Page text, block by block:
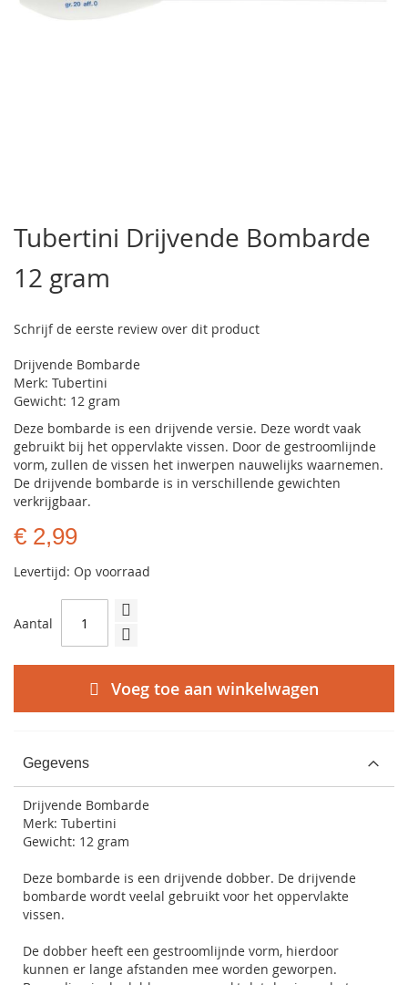
het
begin
van
de
gallerij
Tubertini Drijvende Bombarde
12 gram
Schrijf de eerste review over dit product
Drijvende Bombarde
Merk: Tubertini
Gewicht: 12 gram
Deze bombarde is een drijvende versie. Deze wordt vaak
gebruikt bij het oppervlakte vissen. Door de gestroomlijnde
vorm, zullen de vissen het inwerpen nauwelijks waarnemen.
De drijvende bombarde is in verschillende gewichten
verkrijgbaar.
€ 2,99
Levertijd: Op voorraad
Aantal
Voeg toe aan winkelwagen
Gegevens
Drijvende Bombarde
Merk: Tubertini
Gewicht: 12 gram
Deze bombarde is een drijvende dobber. De drijvende
bombarde wordt veelal gebruikt voor het oppervlakte
vissen.
De dobber heeft een gestroomlijnde vorm, hierdoor
kunnen er lange afstanden mee worden geworpen.